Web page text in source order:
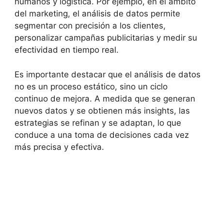
del marketing, el análisis de datos permite
segmentar con precisión a los clientes,
personalizar campañas publicitarias y medir su
efectividad en tiempo real.
Es importante destacar que el análisis de datos
no es un proceso estático, sino un ciclo
continuo de mejora. A medida que se generan
nuevos datos y se obtienen más insights, las
estrategias se refinan y se adaptan, lo que
conduce a una toma de decisiones cada vez
más precisa y efectiva.